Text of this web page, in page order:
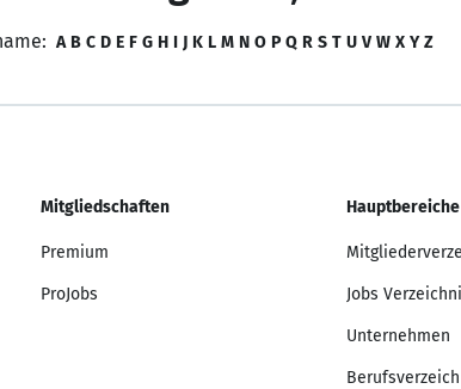
A B C D E F G H I J K L M N O P Q R S T U V W X Y Z
Mitgliedschaften
Premium
ProJobs
Hauptbereiche
Jobs
Unternehmen